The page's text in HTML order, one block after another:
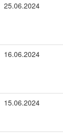
25.06.2024
16.06.2024
15.06.2024